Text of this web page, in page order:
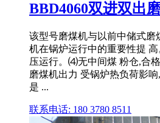
BBD4060双进双出
该型号磨煤机与以前中储式
机在锅炉运行中的重要性提
压运行。⑷无中间煤 粉仓,合
磨煤机出力 受锅炉热负荷影
是 ...
联系电话: 180 3780 8511